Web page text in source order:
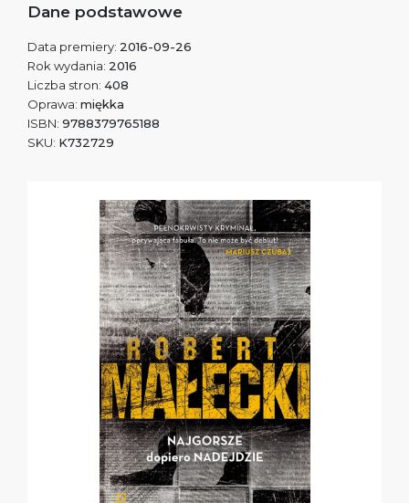
Dane podstawowe
Data premiery: 2016-09-26
Rok wydania: 2016
Liczba stron: 408
Oprawa: miękka
ISBN: 9788379765188
SKU: K732729